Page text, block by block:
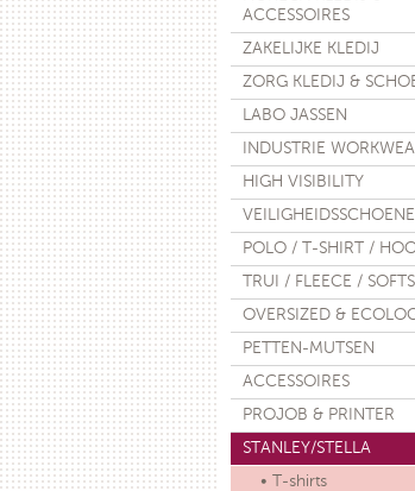
ACCESSOIRES
ZAKELIJKE KLEDIJ
ZORG KLEDIJ &
LABO JASSEN
INDUSTRIE
HIGH VISIBILITY
POLO / T-SHIRT /
TRUI / FLEECE /
OVERSIZED &
PETTEN-MUTSEN
ACCESSOIRES
PROJOB & PRINTER
STANLEY/STELLA
• T-shirts